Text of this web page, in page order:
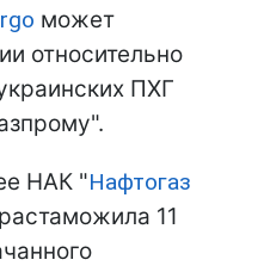
может
относительно
ПХГ
НАК "Нафтогаз
11